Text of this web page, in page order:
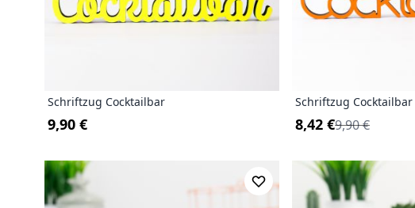
Schriftzug Cocktailbar
9,90 €
Schriftzug Cocktailbar
8,42 €9,90 €